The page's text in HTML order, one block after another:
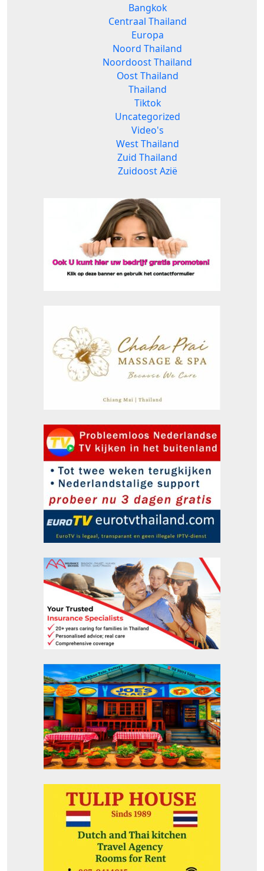
Bangkok
Centraal Thailand
Europa
Noord Thailand
Noordoost Thailand
Oost Thailand
Thailand
Tiktok
Uncategorized
Video's
West Thailand
Zuid Thailand
Zuidoost Azië